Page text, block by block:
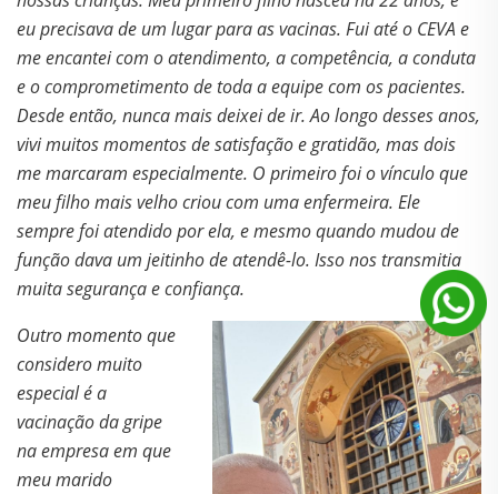
eu precisava de um lugar para as vacinas. Fui até o CEVA e
me encantei com o atendimento, a competência, a conduta
e o comprometimento de toda a equipe com os pacientes.
Desde então, nunca mais deixei de ir. Ao longo desses anos,
vivi muitos momentos de satisfação e gratidão, mas dois
me marcaram especialmente. O primeiro foi o vínculo que
meu filho mais velho criou com uma enfermeira. Ele
sempre foi atendido por ela, e mesmo quando mudou de
função dava um jeitinho de atendê-lo. Isso nos transmitia
muita segurança e confiança.
Outro momento que
considero muito
especial é a
vacinação da gripe
na empresa em que
meu marido